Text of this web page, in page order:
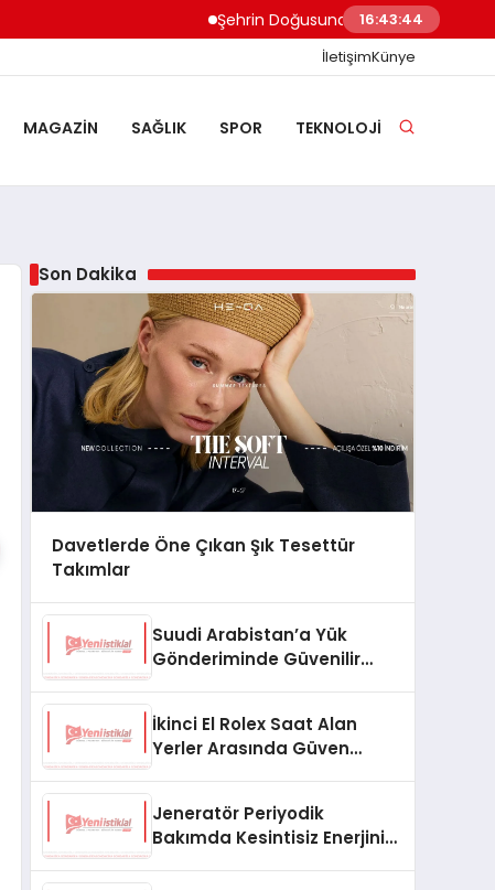
Şehrin Doğusundan Boğaz Kıyılarına
16:43:44
İletişimKünye
MAGAZIN SAĞLIK SPOR TEKNOLOJI
Son Dakika
Davetlerde Öne Çıkan Şık Tesettür
Takımlar
Suudi Arabistan’a Yük
Gönderiminde Güvenilir
İkinci El Rolex Saat Alan
Yerler Arasında Güven
Jeneratör Periyodik
Bakımda Kesintisiz Enerjinin